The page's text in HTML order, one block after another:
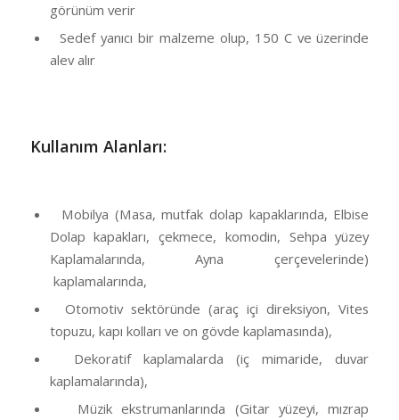
görünüm verir
Sedef yanıcı bir malzeme olup, 150 C ve üzerinde
alev alır
Kullanım Alanları:
Mobilya (Masa, mutfak dolap kapaklarında, Elbise
Dolap kapakları, çekmece, komodin, Sehpa yüzey
Kaplamalarında, Ayna çerçevelerinde)
kaplamalarında,
Otomotiv sektöründe (araç içi direksiyon, Vites
topuzu, kapı kolları ve on gövde kaplamasında),
Dekoratif kaplamalarda (iç mimaride, duvar
kaplamalarında),
Müzik ekstrumanlarında (Gitar yüzeyi, mızrap